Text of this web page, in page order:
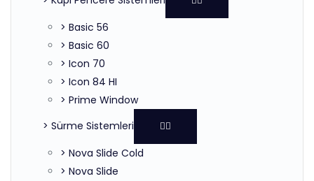
> Basic 56
> Basic 60
> Icon 70
> Icon 84 HI
> Prime Window
> Sürme Sistemleri
> Nova Slide Cold
> Nova Slide